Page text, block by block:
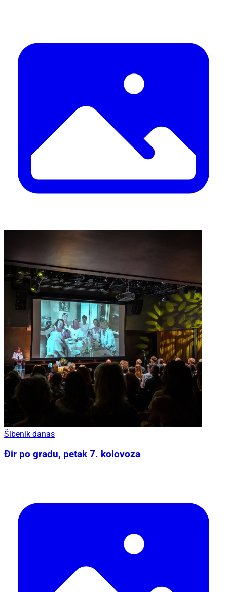
Šibenik danas
Đir po gradu, petak 7. kolovoza